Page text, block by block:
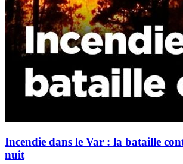
Incendie dans le Var : la bataille
nuit